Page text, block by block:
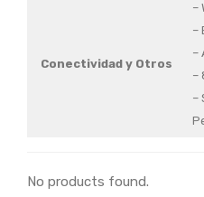
Conectividad y Otros
–
–
–
–
–
No products found.